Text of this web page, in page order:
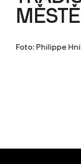
MĚSTĚ
Foto: Philippe